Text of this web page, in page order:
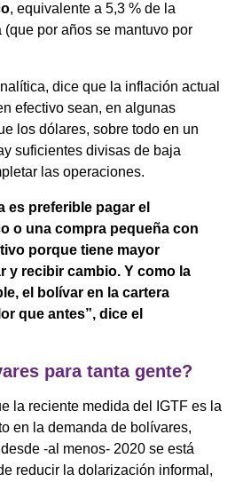
, equivalente a 5,3 % de la
(que por años se mantuvo por
dice que la inflación actual
efectivo sean, en algunas
los dólares, sobre todo en un
suficientes divisas de baja
las operaciones.
es preferible pagar el
o una compra pequeña con
porque tiene mayor
y recibir cambio. Y como la
el bolívar en la cartera
que antes”, dice el
para tanta gente?
la reciente medida del IGTF es la
en la demanda de bolívares,
-al menos- 2020 se está
reducir la dolarización informal,